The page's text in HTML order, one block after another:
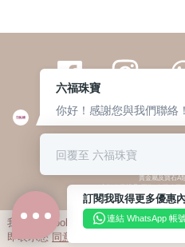
繁體 | 簡体
© 六福集團 版權所有 不
貴金屬及寶石A
(六福企業禮品(國際)有限公司-
六福電子商貿有限公司-註
貴金屬及寶石B
(六福集團有限公司-註冊
六福珠寶金行(香港)有限公司-
我們利用cookies為您提供最佳的瀏覽
即表示您 同意
訂閱我取得更多優惠
連結 WhatsApp 帳
六福珠寶
你好！感謝您與我們聯絡！
回覆至 六福珠寶